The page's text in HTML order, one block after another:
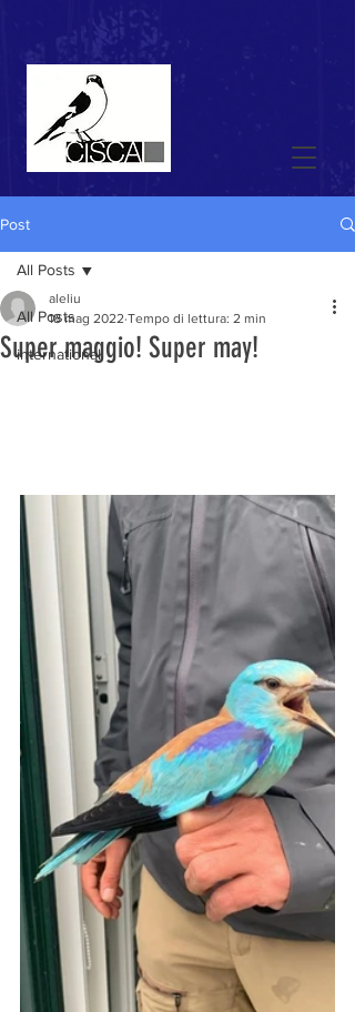
Post
All Posts
international
All Posts
Super maggio! Super may!
aleliu
18 mag 2022 Tempo di lettura: 2 min